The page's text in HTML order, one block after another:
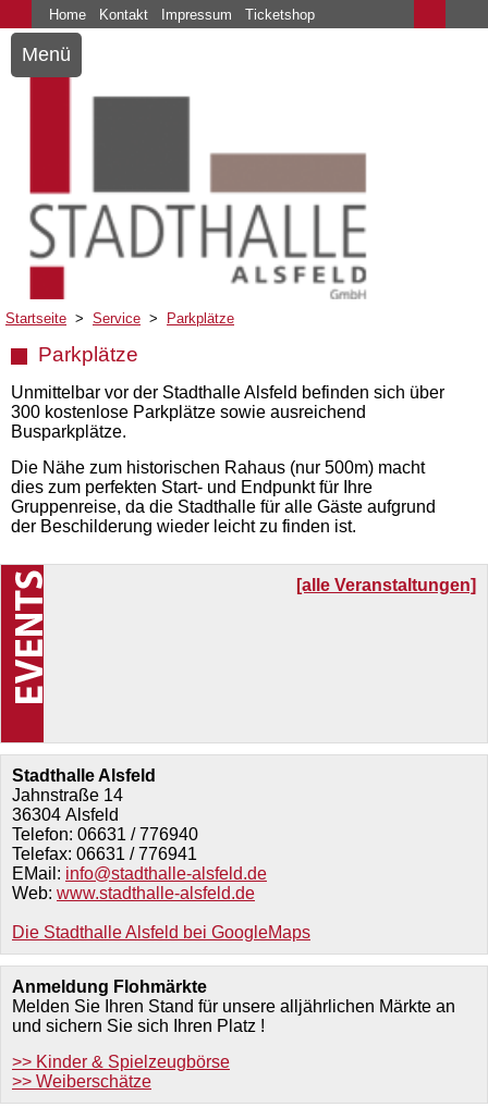
Home Kontakt Impressum Ticketshop
Startseite > Service > Parkplätze
Parkplätze
Unmittelbar vor der Stadthalle Alsfeld befinden sich über
300 kostenlose Parkplätze sowie ausreichend
Busparkplätze.
Die Nähe zum historischen Rahaus (nur 500m) macht
dies zum perfekten Start- und Endpunkt für Ihre
Gruppenreise, da die Stadthalle für alle Gäste aufgrund
der Beschilderung wieder leicht zu finden ist.
[alle Veranstaltungen]
Stadthalle Alsfeld
Jahnstraße 14
36304 Alsfeld
Telefon: 06631 / 776940
Telefax: 06631 / 776941
EMail: info@stadthalle-alsfeld.de
Web: www.stadthalle-alsfeld.de
Die Stadthalle Alsfeld bei GoogleMaps
Anmeldung Flohmärkte
Melden Sie Ihren Stand für unsere alljährlichen Märkte an
und sichern Sie sich Ihren Platz !
>> Kinder & Spielzeugbörse
>> Weiberschätze
Menü